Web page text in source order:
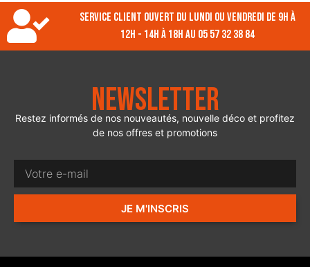
Service client ouvert du lundi ou vendredi de 9h à
12h - 14h à 18h au 05 57 32 38 84
Newsletter
Restez informés de nos nouveautés, nouvelle déco et profitez
de nos offres et promotions
JE M'INSCRIS